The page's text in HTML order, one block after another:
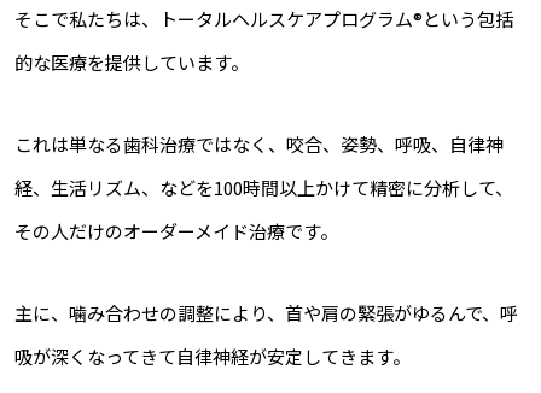
そこで私たちは、トータルヘルスケアプログラム®という包括
的な医療を提供しています。
これは単なる歯科治療ではなく、咬合、姿勢、呼吸、自律神
経、生活リズム、などを100時間以上かけて精密に分析して、
その人だけのオーダーメイド治療です。
主に、噛み合わせの調整により、首や肩の緊張がゆるんで、呼
吸が深くなってきて自律神経が安定してきます。